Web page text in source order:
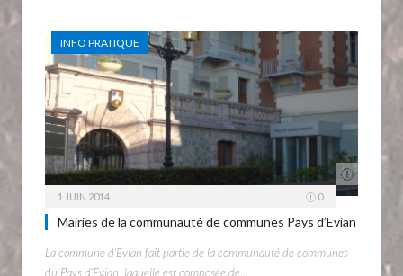
INFO PRATIQUE
1 JUIN 2014 0
Mairies de la communauté de communes Pays d’Evian
La commune d’Evian fait partie de la communauté de communes
du Pays d’Evian, laquelle est composée de…